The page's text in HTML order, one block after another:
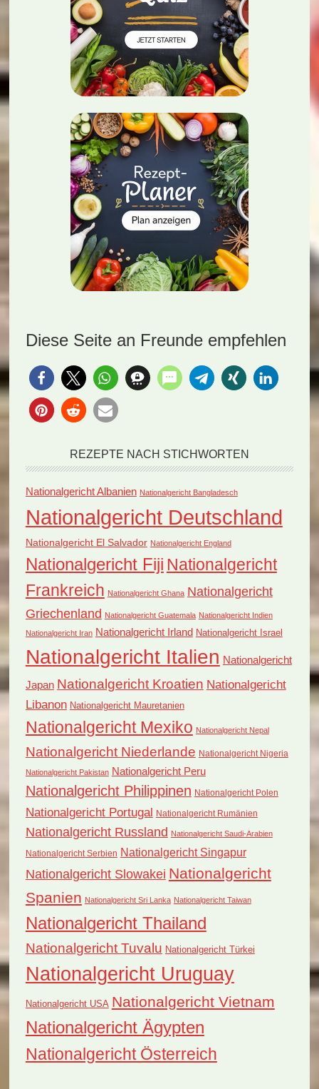
Diese Seite an Freunde empfehlen
REZEPTE NACH STICHWORTEN
Nationalgericht Albanien Nationalgericht Bangladesch
Nationalgericht Deutschland
Nationalgericht El Salvador Nationalgericht England
Nationalgericht Fiji Nationalgericht
Frankreich Nationalgericht Ghana Nationalgericht
Griechenland Nationalgericht Guatemala Nationalgericht Indien
Nationalgericht Iran Nationalgericht Irland Nationalgericht Israel
Nationalgericht Italien Nationalgericht
Japan Nationalgericht Kroatien Nationalgericht
Libanon Nationalgericht Mauretanien
Nationalgericht Mexiko Nationalgericht Nepal
Nationalgericht Niederlande Nationalgericht Nigeria
Nationalgericht Pakistan Nationalgericht Peru
Nationalgericht Philippinen Nationalgericht Polen
Nationalgericht Portugal Nationalgericht Rumänien
Nationalgericht Russland Nationalgericht Saudi-Arabien
Nationalgericht Serbien Nationalgericht Singapur
Nationalgericht Slowakei Nationalgericht
Spanien Nationalgericht Sri Lanka Nationalgericht Taiwan
Nationalgericht Thailand
Nationalgericht Tuvalu Nationalgericht Türkei
Nationalgericht Uruguay
Nationalgericht USA Nationalgericht Vietnam
Nationalgericht Ägypten
Nationalgericht Österreich